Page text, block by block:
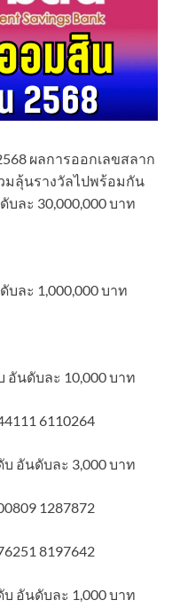
ผลการออกเลขสลาก
มลุ้นรางวัลไปพร้อมกัน
ละ 30,000,000 บาท
ละ 1,000,000 บาท
อันดับละ 10,000 บาท
6110264
อันดับละ 3,000 บาท
1287872
8197642
อันดับละ 1,000 บาท